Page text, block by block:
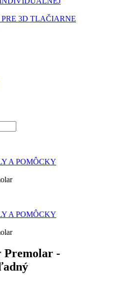
3D TLAČIARNE
A POMÔCKY
A POMÔCKY
Premolar -